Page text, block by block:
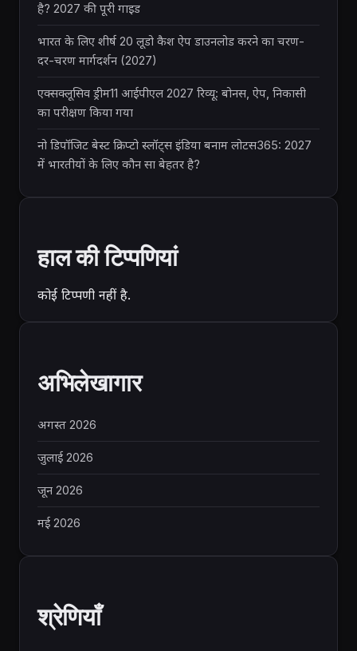
है? 2027 की पूरी गाइड
भारत के लिए शीर्ष 20 लूडो कैश ऐप डाउनलोड करने का चरण-
दर-चरण मार्गदर्शन (2027)
एक्सक्लूसिव ड्रीम11 आईपीएल 2027 रिव्यू: बोनस, ऐप, निकासी
का परीक्षण किया गया
नो डिपॉजिट बेस्ट क्रिप्टो स्लॉट्स इंडिया बनाम लोटस365: 2027
में भारतीयों के लिए कौन सा बेहतर है?
हाल की टिप्पणियां
कोई टिप्पणी नहीं है.
अभिलेखागार
अगस्त 2026
जुलाई 2026
जून 2026
मई 2026
श्रेणियाँ